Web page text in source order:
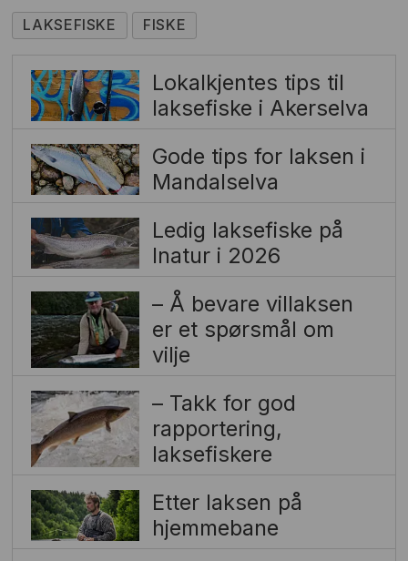
LAKSEFISKE FISKE
Lokalkjentes tips til
laksefiske i Akerselva
Gode tips for laksen i
Mandalselva
Ledig laksefiske på
Inatur i 2026
– Å bevare villaksen
er et spørsmål om
vilje
– Takk for god
rapportering,
laksefiskere
Etter laksen på
hjemmebane